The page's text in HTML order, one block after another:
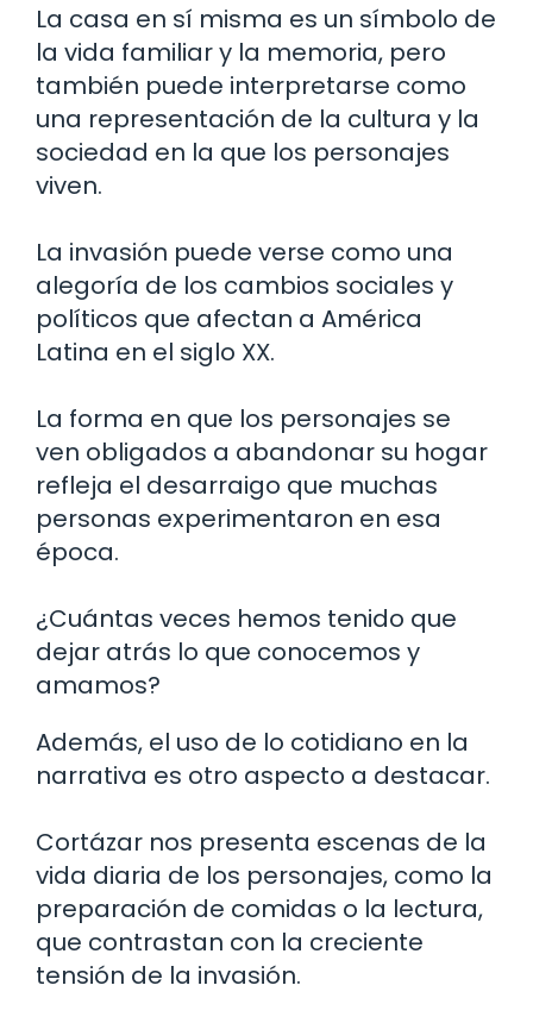
La casa en sí misma es un símbolo de
la vida familiar y la memoria, pero
también puede interpretarse como
una representación de la cultura y la
sociedad en la que los personajes
viven.
La invasión puede verse como una
alegoría de los cambios sociales y
políticos que afectan a América
Latina en el siglo XX.
La forma en que los personajes se
ven obligados a abandonar su hogar
refleja el desarraigo que muchas
personas experimentaron en esa
época.
¿Cuántas veces hemos tenido que
dejar atrás lo que conocemos y
amamos?
Además, el uso de lo cotidiano en la
narrativa es otro aspecto a destacar.
Cortázar nos presenta escenas de la
vida diaria de los personajes, como la
preparación de comidas o la lectura,
que contrastan con la creciente
tensión de la invasión.